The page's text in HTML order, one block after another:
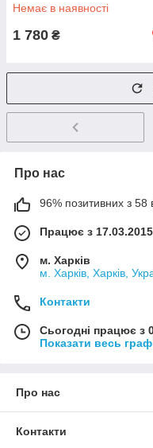
Немає в наявності
1 780 ₴
Про нас
96% позитивних з 58
Працює з 17.03.2015
м. Харків
м. Харків, Харків,
Контакти
Сьогодні працює з
Показати весь
Про нас
Контакти